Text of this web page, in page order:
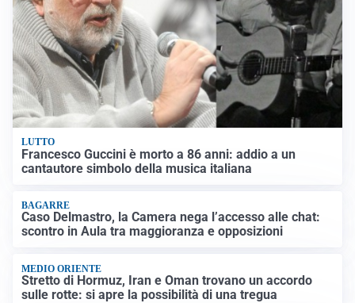
LUTTO
Francesco Guccini è morto a 86 anni: addio a un
cantautore simbolo della musica italiana
BAGARRE
Caso Delmastro, la Camera nega l’accesso alle chat:
scontro in Aula tra maggioranza e opposizioni
MEDIO ORIENTE
Stretto di Hormuz, Iran e Oman trovano un accordo
sulle rotte: si apre la possibilità di una tregua